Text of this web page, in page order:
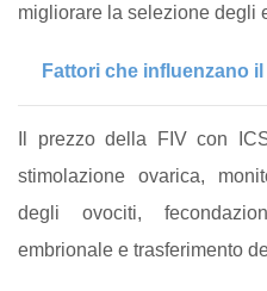
migliorare la selezione degli
Fattori che influenzano il
Il prezzo della FIV con
stimolazione ovarica,
degli ovociti,
embrionale e trasferimento